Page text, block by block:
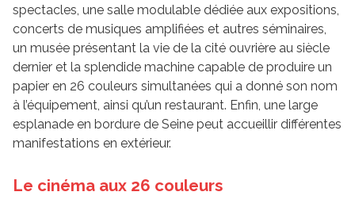
spectacles, une salle modulable dédiée aux expositions,
concerts de musiques amplifiées et autres séminaires,
un musée présentant la vie de la cité ouvrière au siècle
dernier et la splendide machine capable de produire un
papier en 26 couleurs simultanées qui a donné son nom
à l’équipement, ainsi qu’un restaurant. Enfin, une large
esplanade en bordure de Seine peut accueillir différentes
manifestations en extérieur.
Le cinéma aux 26 couleurs